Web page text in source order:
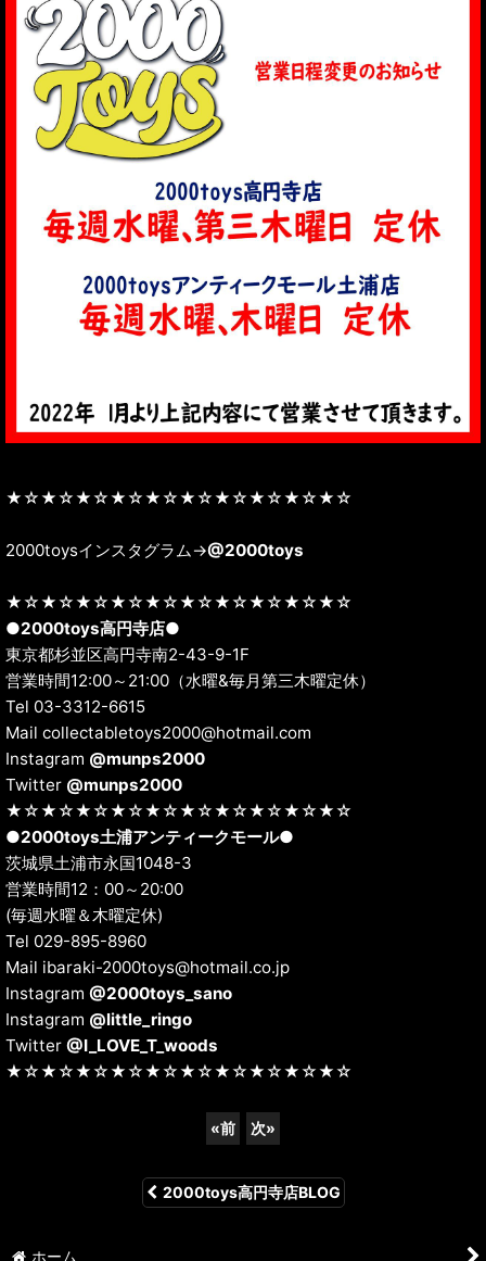
★☆★☆★☆★☆★☆★☆★☆★☆★☆★☆
2000toysインスタグラム→@2000toys
★☆★☆★☆★☆★☆★☆★☆★☆★☆★☆
●2000toys高円寺店●
東京都杉並区高円寺南2-43-9-1F
営業時間12:00～21:00（水曜&毎月第三木曜定休）
Tel 03-3312-6615
Mail collectabletoys2000@hotmail.com
Instagram @munps2000
Twitter @munps2000
★☆★☆★☆★☆★☆★☆★☆★☆★☆★☆
●2000toys土浦アンティークモール●
茨城県土浦市永国1048-3
営業時間12：00～20:00
(毎週水曜＆木曜定休)
Tel 029-895-8960
Mail ibaraki-2000toys@hotmail.co.jp
Instagram @2000toys_sano
Instagram @little_ringo
Twitter @I_LOVE_T_woods
★☆★☆★☆★☆★☆★☆★☆★☆★☆★☆
«前 次»
2000toys高円寺店BLOG
ホーム